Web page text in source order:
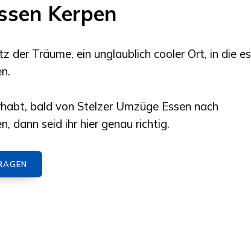
Kerpen
der Träume, ein unglaublich cooler Ort, in die es
bald von Stelzer Umzüge Essen nach
dann seid ihr hier genau richtig.